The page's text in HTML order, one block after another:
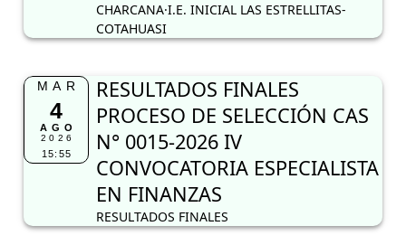
CHARCANA·I.E. INICIAL LAS ESTRELLITAS-
COTAHUASI
MAR
4
AGO
2026
15:55
RESULTADOS FINALES
PROCESO DE SELECCIÓN CAS
N° 0015-2026 IV
CONVOCATORIA ESPECIALISTA
EN FINANZAS
RESULTADOS FINALES